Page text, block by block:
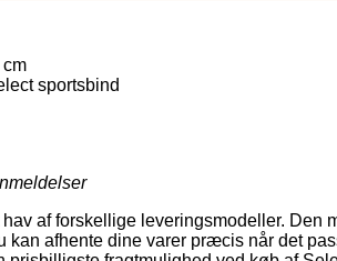
sportsbind
af forskellige leveringsmodeller. Den
kan afhente dine varer præcis når det